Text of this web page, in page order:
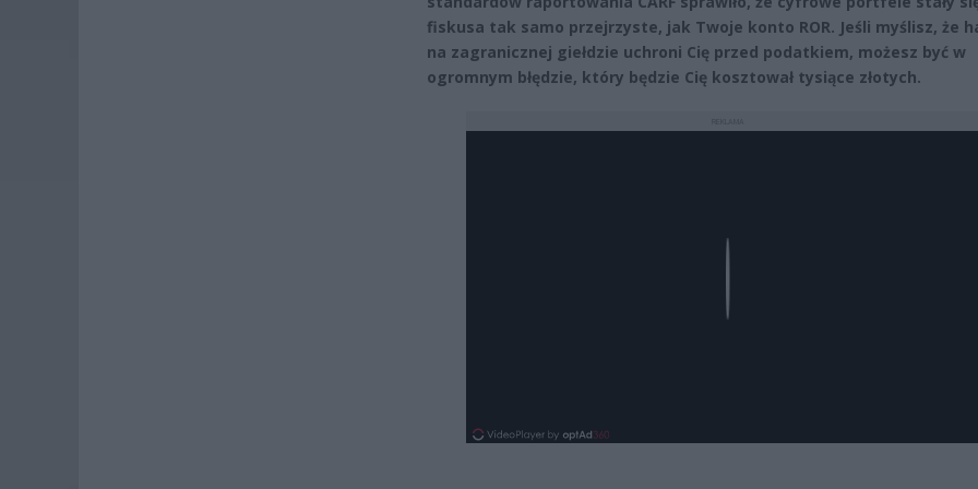
fiskusa tak samo przejrzyste, jak Twoje konto ROR. Jeśli myślisz, że
na zagranicznej giełdzie uchroni Cię przed podatkiem, możesz być w
ogromnym błędzie, który będzie Cię kosztował tysiące złotych.